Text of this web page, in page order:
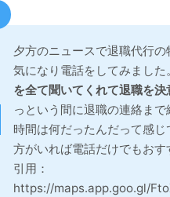
夕方のニュースで退職代行の
気になり電話をしてみました。
を全て聞いてくれて退職を決
っという間に退職の連絡ま
時間は何だったんだって感じ
方がいれば電話だけでもおす
引用：
https://maps.app.goo.gl/